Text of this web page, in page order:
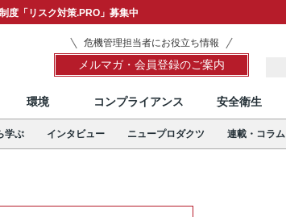
度「リスク対策.PRO」募集中
危機管理担当者にお役立ち情報
メルマガ・会員登録のご案内
環境 コンプライアンス 安全衛生
学ぶ インタビュー ニュープロダクツ 連載・コラム